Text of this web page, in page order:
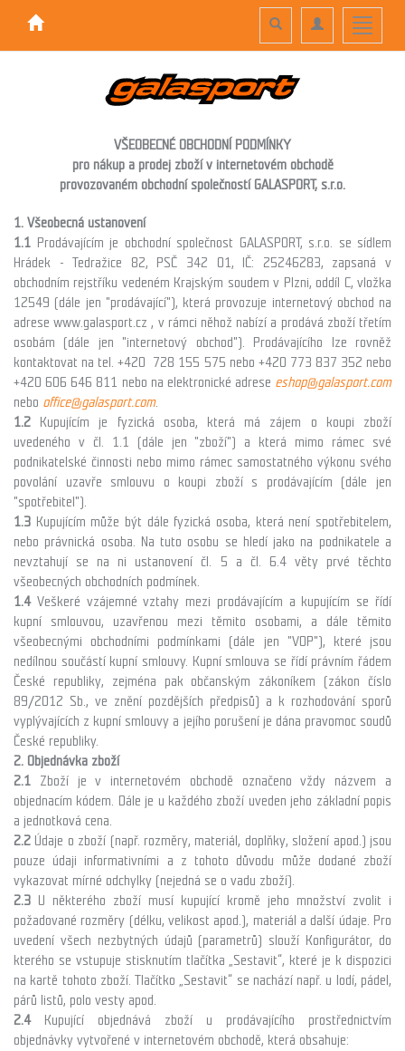
Toggle
Toggle
navigation
Toggle
search
VŠEOBECNÉ OBCHODNÍ PODMÍNKY
pro nákup a prodej zboží v internetovém obchodě
provozovaném obchodní společností GALASPORT, s.r.o.
1. Všeobecná ustanovení
1.1 Prodávajícím je obchodní společnost GALASPORT, s.r.o. se sídlem
Hrádek - Tedražice 82, PSČ 342 01, IČ: 25246283, zapsaná v
obchodním rejstříku vedeném Krajským soudem v Plzni, oddíl C, vložka
12549 (dále jen "prodávající"), která provozuje internetový obchod na
adrese www.galasport.cz , v rámci něhož nabízí a prodává zboží třetím
osobám (dále jen "internetový obchod"). Prodávajícího lze rovněž
kontaktovat na tel.+420 728 155 575 nebo +420 773 837 352 nebo
+420 606 646 811 nebo na elektronické adrese eshop@galasport.com
nebo office@galasport.com.
1.2 Kupujícím je fyzická osoba, která má zájem o koupi zboží
uvedeného v čl. 1.1 (dále jen "zboží") a která mimo rámec své
podnikatelské činnosti nebo mimo rámec samostatného výkonu svého
povolání uzavře smlouvu o koupi zboží s prodávajícím (dále jen
"spotřebitel").
1.3 Kupujícím může být dále fyzická osoba, která není spotřebitelem,
nebo právnická osoba. Na tuto osobu se hledí jako na podnikatele a
nevztahují se na ni ustanovení čl. 5 a čl. 6.4 věty prvé těchto
všeobecných obchodních podmínek.
1.4 Veškeré vzájemné vztahy mezi prodávajícím a kupujícím se řídí
kupní smlouvou, uzavřenou mezi těmito osobami, a dále těmito
všeobecnými obchodními podmínkami (dále jen "VOP"), které jsou
nedílnou součástí kupní smlouvy. Kupní smlouva se řídí právním řádem
České republiky, zejména pak občanským zákoníkem (zákon číslo
89/2012 Sb., ve znění pozdějších předpisů) a k rozhodování sporů
vyplývajících z kupní smlouvy a jejího porušení je dána pravomoc soudů
České republiky.
2. Objednávka zboží
2.1 Zboží je v internetovém obchodě označeno vždy názvem a
objednacím kódem. Dále je u každého zboží uveden jeho základní popis
a jednotková cena.
2.2 Údaje o zboží (např. rozměry, materiál, doplňky, složení apod.) jsou
pouze údaji informativními a z tohoto důvodu může dodané zboží
vykazovat mírné odchylky (nejedná se o vadu zboží).
2.3 U některého zboží musí kupující kromě jeho množství zvolit i
požadované rozměry (délku, velikost apod.), materiál a další údaje. Pro
uvedení všech nezbytných údajů (parametrů) slouží Konfigurátor, do
kterého se vstupuje stisknutím tlačítka „Sestavit“, které je k dispozici
na kartě tohoto zboží. Tlačítko „Sestavit“ se nachází např. u lodí, pádel,
párů listů, polo vesty apod.
2.4
Kupující objednává zboží u prodávajícího prostřednictvím
objednávky vytvořené v internetovém obchodě, která obsahuje: